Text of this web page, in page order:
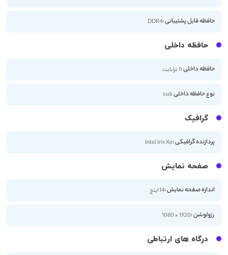
حافظه قابل پشتیبانی :DDR4
حافظه داخلی
حافظه داخلی :1 ترابایت
نوع حافظه داخلی :ssd
گرافیک
پردازنده گرافیکی :Intel Iris Xe
صفحه نمایش
اندازه صفحه نمایش :14 اینچ
رزولوشن :1920 × 1080
درگاه های ارتباطی